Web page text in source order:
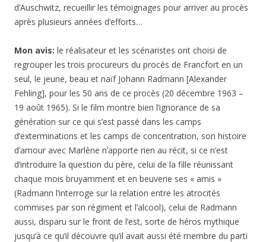
d’Auschwitz, recueillir les témoignages pour arriver au procès
après plusieurs années d’efforts…
Mon avis: le réalisateur et les scénaristes ont choisi de
regrouper les trois procureurs du procès de Francfort en un
seul, le jeune, beau et naïf Johann Radmann [Alexander
Fehling], pour les 50 ans de ce procès (20 décembre 1963 –
19 août 1965). Si le film montre bien l’ignorance de sa
génération sur ce qui s’est passé dans les camps
d’exterminations et les camps de concentration, son histoire
d’amour avec Marlène n’apporte rien au récit, si ce n’est
d’introduire la question du père, celui de la fille réunissant
chaque mois bruyamment et en beuverie ses « amis »
(Radmann l’interroge sur la relation entre les atrocités
commises par son régiment et l’alcool), celui de Radmann
aussi, disparu sur le front de l’est, sorte de héros mythique
jusqu’à ce qu’il découvre qu’il avait aussi été membre du parti